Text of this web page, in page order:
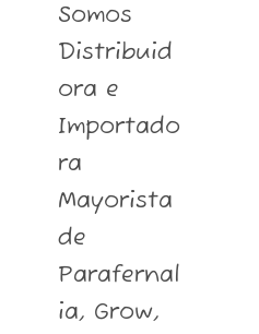
Somos
Distribuid
ora e
Importado
ra
Mayorista
de
Parafernal
ia, Grow,